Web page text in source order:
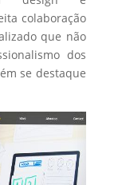
colaboração
que não
dos
se destaque